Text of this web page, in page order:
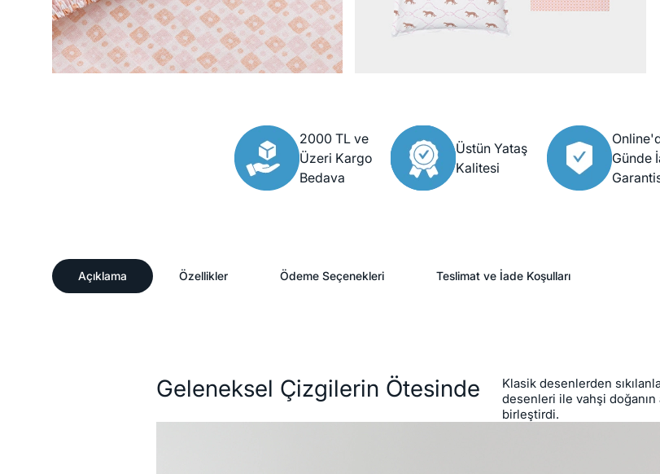
2000 TL ve
Üzeri Kargo
Bedava
Üstün Yataş
Kalitesi
Günde
Açıklama Özellikler Ödeme Seçenekleri Teslimat ve İade Koşulları
Geleneksel Çizgilerin Ötesinde
Klasik desenlerden
desenleri ile vahşi
birleştirdi.